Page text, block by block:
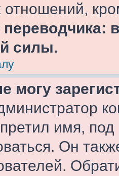
отношений,
силы.
могу
имя,
Он